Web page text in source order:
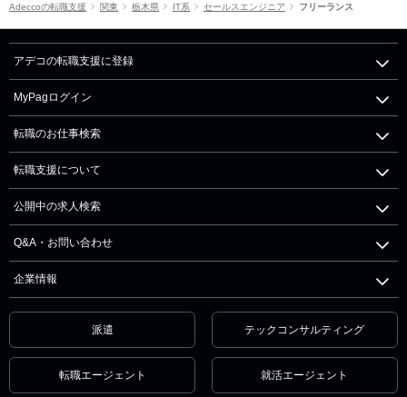
Adeccoの転職支援 関東 栃木県 IT系 セールスエンジニア フリーランス
アデコの転職支援に登録
MyPagログイン
転職のお仕事検索
転職支援について
公開中の求人検索
Q&A・お問い合わせ
企業情報
派遣 テックコンサルティング
転職エージェント 就活エージェント